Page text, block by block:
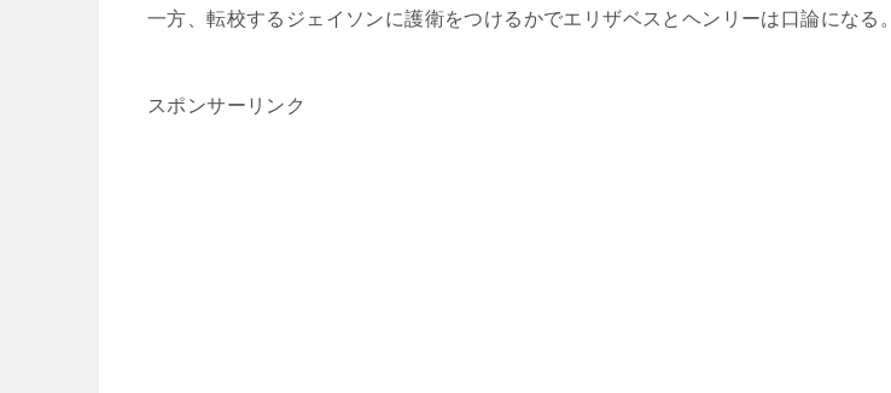
一方、転校するジェイソンに護衛をつけるかでエリザベスとヘンリーは口論になる。
スポンサーリンク